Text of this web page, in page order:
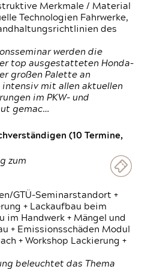
Merkmale / Material
Technologien Fahrwerke,
des
werden die
top ausgestatteten Honda-
großen Palette an
intensiv mit allen aktuellen
im PKW- und
gemac…
(10 Termine,
zum
GTÜ-Seminarstandort +
+ Lackaufbau beim
im Handwerk + Mängel und
+ Emissionsschäden Modul
+ Workshop Lackierung +
beleuchtet das Thema